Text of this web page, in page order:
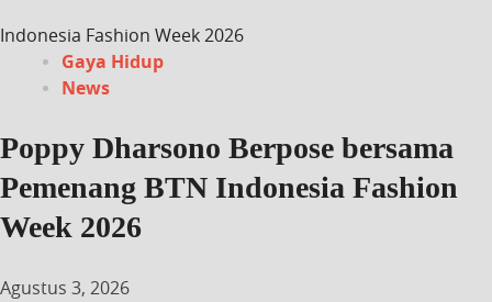
Indonesia Fashion Week 2026
Gaya Hidup
News
Poppy Dharsono Berpose bersama
Pemenang BTN Indonesia Fashion
Week 2026
Agustus 3, 2026